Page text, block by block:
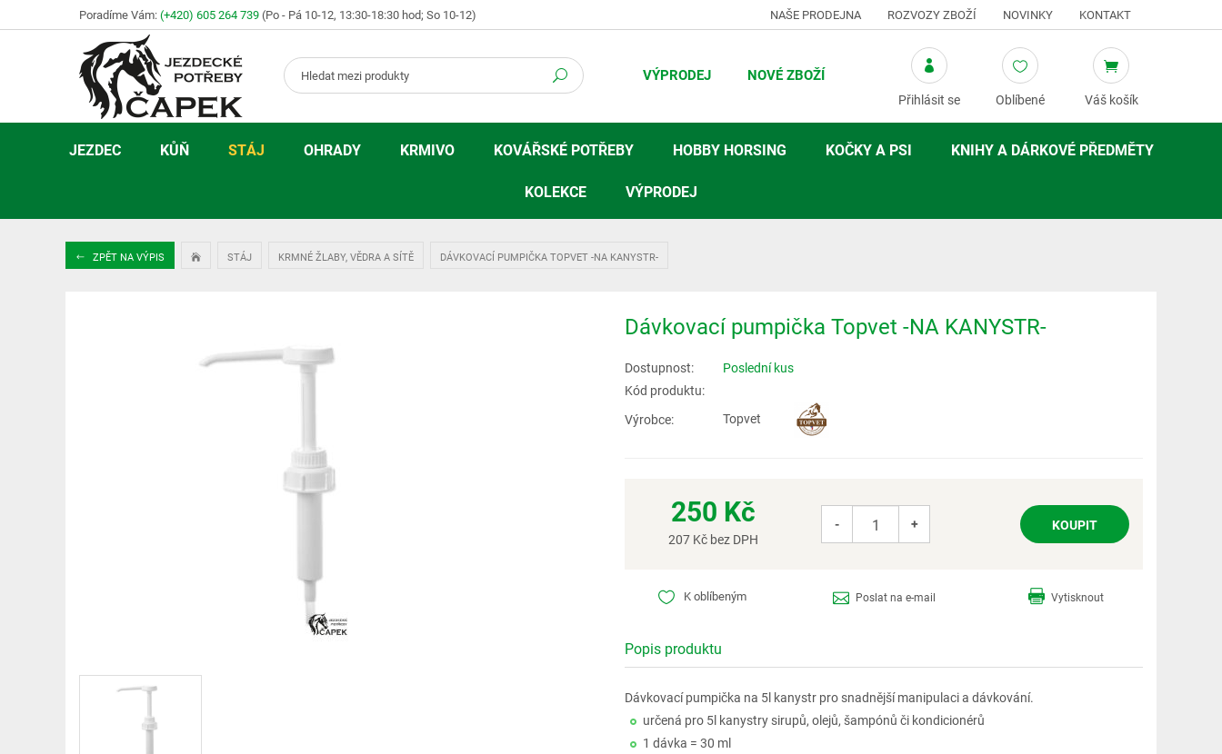
Poradíme Vám:(+420) 605 264 739(Po - Pá 10-12, 13:30-18:30 hod; So 10-12) NAŠE PRODEJNA ROZVOZY ZBOŽÍ NOVINKY KONTAKT
Váš košík
Oblíbené
Přihlásit se
VÝPRODEJ NOVÉ ZBOŽÍ
JEZDEC KŮŇ STÁJ OHRADY KRMIVO KOVÁŘSKÉ POTŘEBY HOBBY HORSING KOČKY A PSI KNIHY A DÁRKOVÉ PŘEDMĚTY
KOLEKCE VÝPRODEJ
ZPĚT NA VÝPIS STÁJ KRMNÉ ŽLABY, VĚDRA A SÍTĚ DÁVKOVACÍ PUMPIČKA TOPVET -NA KANYSTR-
Dávkovací pumpička Topvet -NA KANYSTR-
Dostupnost:
Poslední kus
Kód produktu:
Výrobce:
Topvet
250 Kč
207Kč bez DPH
- +
K oblíbeným Poslat na e-mail Vytisknout
Popis produktu
Dávkovací pumpička na 5l kanystr pro snadnější manipulaci a dávkování.
určená pro 5l kanystry sirupů, olejů, šampónů či kondicionérů
1 dávka = 30 ml